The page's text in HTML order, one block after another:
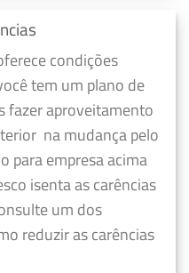
condições
tem um plano de
fazeraproveitamento
na mudança pelo
para empresa acima
isenta as carências
um dos
reduzir as carências